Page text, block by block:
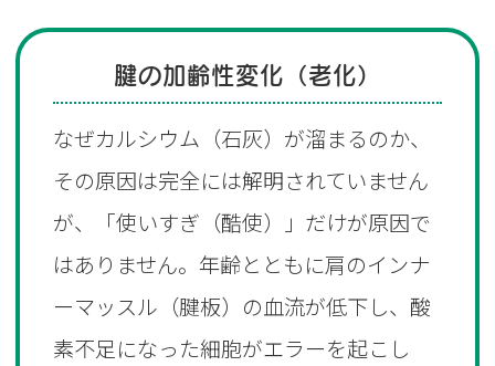
腱の加齢性変化（老化）
なぜカルシウム（石灰）が溜まるのか、
その原因は完全には解明されていません
が、「使いすぎ（酷使）」だけが原因で
はありません。年齢とともに肩のインナ
ーマッスル（腱板）の血流が低下し、酸
素不足になった細胞がエラーを起こし